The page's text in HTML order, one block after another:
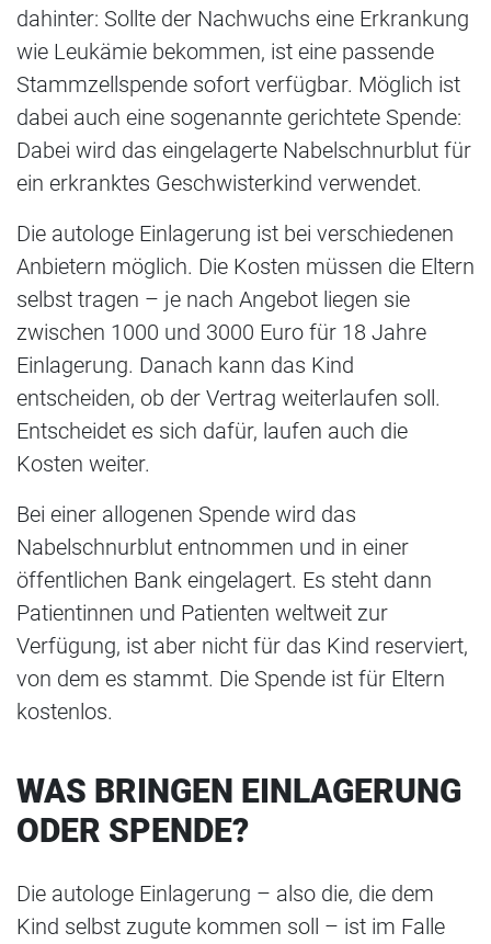
dahinter: Sollte der Nachwuchs eine Erkrankung
wie Leukämie bekommen, ist eine passende
Stammzellspende sofort verfügbar. Möglich ist
dabei auch eine sogenannte gerichtete Spende:
Dabei wird das eingelagerte Nabelschnurblut für
ein erkranktes Geschwisterkind verwendet.
Die autologe Einlagerung ist bei verschiedenen
Anbietern möglich. Die Kosten müssen die Eltern
selbst tragen – je nach Angebot liegen sie
zwischen 1000 und 3000 Euro für 18 Jahre
Einlagerung. Danach kann das Kind
entscheiden, ob der Vertrag weiterlaufen soll.
Entscheidet es sich dafür, laufen auch die
Kosten weiter.
Bei einer allogenen Spende wird das
Nabelschnurblut entnommen und in einer
öffentlichen Bank eingelagert. Es steht dann
Patientinnen und Patienten weltweit zur
Verfügung, ist aber nicht für das Kind reserviert,
von dem es stammt. Die Spende ist für Eltern
kostenlos.
WAS BRINGEN EINLAGERUNG
ODER SPENDE?
Die autologe Einlagerung – also die, die dem
Kind selbst zugute kommen soll – ist im Falle